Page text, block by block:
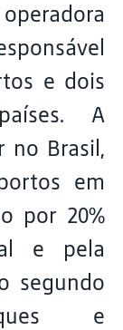
e dois
A
no Brasil,
em
por 20%
e pela
segundo
e